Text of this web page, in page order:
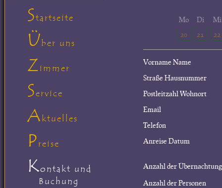
Mo
20
Di
21
Mi
22
Vorname Name
Straße Hausnummer
Postleitzahl Wohnort
Email
Telefon
Anreise Datum
Anzahl der
Anzahl der Personen
Startseite
Über uns
Zimmer
Service
Aktuelles
Preise
Kontakt und
Buchung